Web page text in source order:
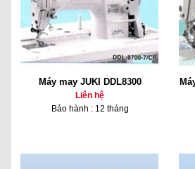
Máy may JUKI DDL8300
Liên hệ
Bảo hành : 12 tháng